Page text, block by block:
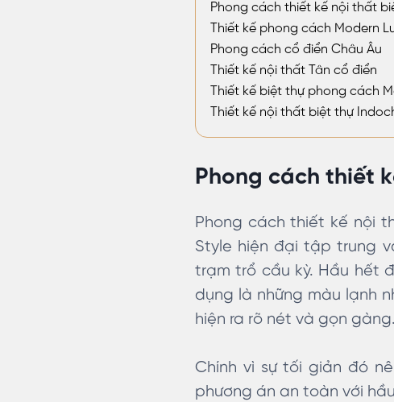
Phong cách thiết kế nội thất
Thiết kế phong cách Modern
Phong cách cổ điển Châu Âu
Thiết kế nội thất Tân cổ điển
Thiết kế biệt thự phong cách
Thiết kế nội thất biệt thự
Phong cách thiết
Phong cách thiết kế nội
Style hiện đại tập trung
trạm trổ cầu kỳ. Hầu hết
dụng là những màu lạnh
hiện ra rõ nét và gọn gàng.
Chính vì sự tối giản đó
phương án an toàn với